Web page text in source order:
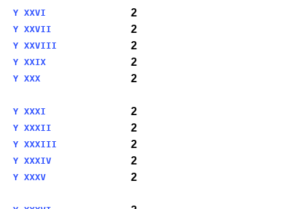
Y XXVI 2
Y XXVII 2
Y XXVIII 2
Y XXIX 2
Y XXX 2
Y XXXI 2
Y XXXII 2
Y XXXIII 2
Y XXXIV 2
Y XXXV 2